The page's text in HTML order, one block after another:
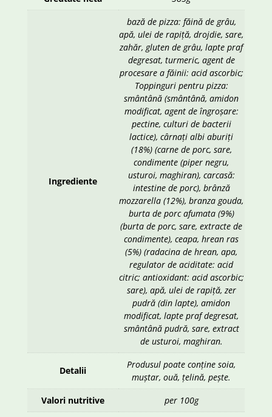
Ingrediente
bază de pizza: făină de grâu,
apă, ulei de rapiță, drojdie, sare,
zahăr, gluten de grâu, lapte praf
degresat, turmeric, agent de
procesare a făinii: acid ascorbic;
Toppinguri pentru pizza:
smântână (smântână, amidon
modificat, agent de îngroșare:
pectine, culturi de bacterii
lactice), cârnați albi aburiți
(18%) (carne de porc, sare,
condimente (piper negru,
usturoi, maghiran), carcasă:
intestine de porc), brânză
mozzarella (12%), branza gouda,
burta de porc afumata (9%)
(burta de porc, sare, extracte de
condimente), ceapa, hrean ras
(5%) (radacina de hrean, apa,
regulator de aciditate: acid
citric; antioxidant: acid ascorbic;
sare), apă, ulei de rapiță, zer
pudră (din lapte), amidon
modificat, lapte praf degresat,
smântână pudră, sare, extract
de usturoi, maghiran.
Detalii
Produsul poate conține soia,
muștar, ouă, țelină, pește.
Valori nutritive
per 100g